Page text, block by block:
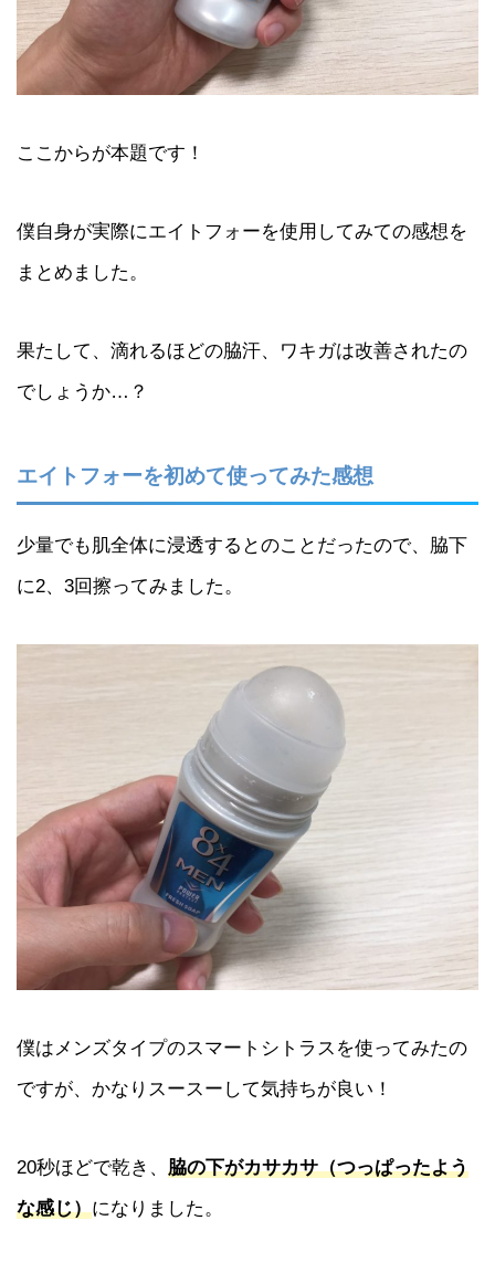
ここからが本題です！
僕自身が実際にエイトフォーを使用してみての感想を
まとめました。
果たして、滴れるほどの脇汗、ワキガは改善されたの
でしょうか…？
エイトフォーを初めて使ってみた感想
少量でも肌全体に浸透するとのことだったので、脇下
に2、3回擦ってみました。
僕はメンズタイプのスマートシトラスを使ってみたの
ですが、かなりスースーして気持ちが良い！
20秒ほどで乾き、 脇の下がカサカサ（つっぱったよう
な感じ）になりました。